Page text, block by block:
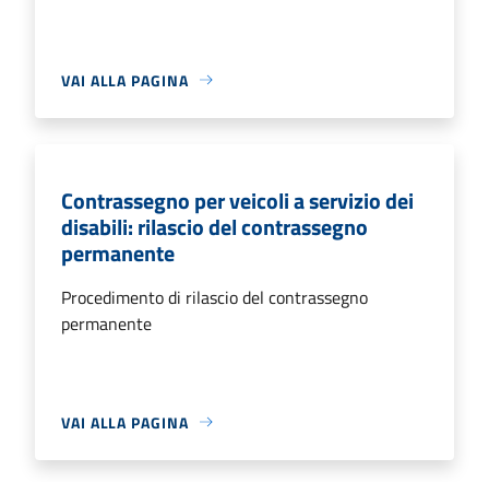
VAI ALLA PAGINA
Contrassegno per veicoli a servizio dei
disabili: rilascio del contrassegno
permanente
Procedimento di rilascio del contrassegno
permanente
VAI ALLA PAGINA